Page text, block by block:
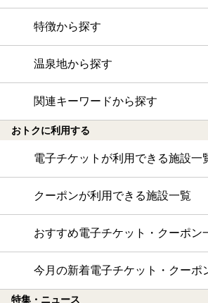
特徴から探す
温泉地から探す
関連キーワードから探す
おトクに利用する
電子チケットが利用できる施設一
クーポンが利用できる施設一覧
おすすめ電子チケット・クーポン
今月の新着電子チケット・クーポ
特集・ニュース